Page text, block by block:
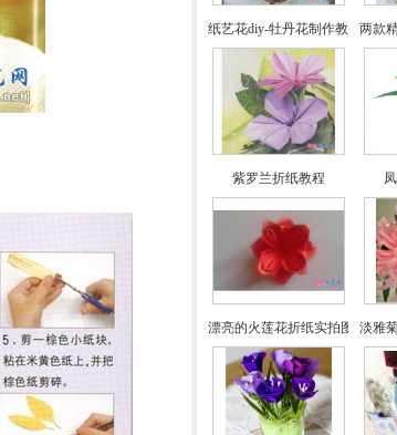
纸艺花diy-牡丹花制作教程两款
紫罗兰折纸教程
漂亮的火莲花折纸实拍图文教程
淡雅